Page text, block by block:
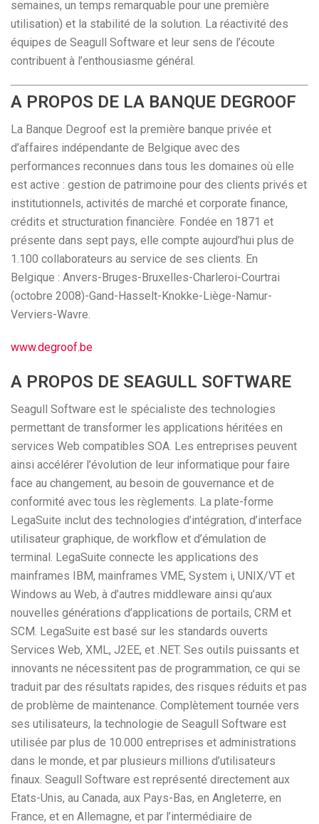
semaines, un temps remarquable pour une première
utilisation) et la stabilité de la solution. La réactivité des
équipes de Seagull Software et leur sens de l’écoute
contribuent à l’enthousiasme général.
A PROPOS DE LA BANQUE DEGROOF
La Banque Degroof est la première banque privée et
d’affaires indépendante de Belgique avec des
performances reconnues dans tous les domaines où elle
est active : gestion de patrimoine pour des clients privés et
institutionnels, activités de marché et corporate finance,
crédits et structuration financière. Fondée en 1871 et
présente dans sept pays, elle compte aujourd’hui plus de
1.100 collaborateurs au service de ses clients. En
Belgique : Anvers-Bruges-Bruxelles-Charleroi-Courtrai
(octobre 2008)-Gand-Hasselt-Knokke-Liège-Namur-
Verviers-Wavre.
www.degroof.be
A PROPOS DE SEAGULL SOFTWARE
Seagull Software est le spécialiste des technologies
permettant de transformer les applications héritées en
services Web compatibles SOA. Les entreprises peuvent
ainsi accélérer l’évolution de leur informatique pour faire
face au changement, au besoin de gouvernance et de
conformité avec tous les règlements. La plate-forme
LegaSuite inclut des technologies d’intégration, d’interface
utilisateur graphique, de workflow et d’émulation de
terminal. LegaSuite connecte les applications des
mainframes IBM, mainframes VME, System i, UNIX/VT et
Windows au Web, à d’autres middleware ainsi qu’aux
nouvelles générations d’applications de portails, CRM et
SCM. LegaSuite est basé sur les standards ouverts
Services Web, XML, J2EE, et .NET. Ses outils puissants et
innovants ne nécessitent pas de programmation, ce qui se
traduit par des résultats rapides, des risques réduits et pas
de problème de maintenance. Complètement tournée vers
ses utilisateurs, la technologie de Seagull Software est
utilisée par plus de 10.000 entreprises et administrations
dans le monde, et par plusieurs millions d’utilisateurs
finaux. Seagull Software est représenté directement aux
Etats-Unis, au Canada, aux Pays-Bas, en Angleterre, en
France, et en Allemagne, et par l’intermédiaire de